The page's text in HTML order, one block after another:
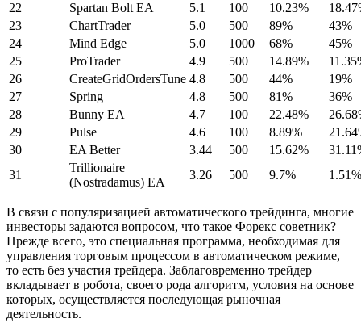
22
Spartan Bolt EA 5.1 100 10.23%
23
ChartTrader 5.0 500 89%
43%
24
Mind Edge 5.0 1000 68%
45%
25
ProTrader 4.9 500 14.89%
26
CreateGridOrdersTune 4.8 500 44%
19%
27
Spring 4.8 500 81%
36%
28
Bunny EA 4.7 100 22.48%
29
Pulse 4.6 100 8.89%
30
EA Better 3.44 500 15.62%
31
Trillionaire
(Nostradamus) EA
3.26 500 9.7% 1.51%
В связи с популяризацией автоматического трейдинга, многие
инвесторы задаются вопросом, что такое Форекс советник?
Прежде всего, это специальная программа, необходимая для
управления торговым процессом в автоматическом режиме,
то есть без участия трейдера. Заблаговременно трейдер
вкладывает в робота, своего рода алгоритм, условия на основе
которых, осуществляется последующая рыночная
деятельность.